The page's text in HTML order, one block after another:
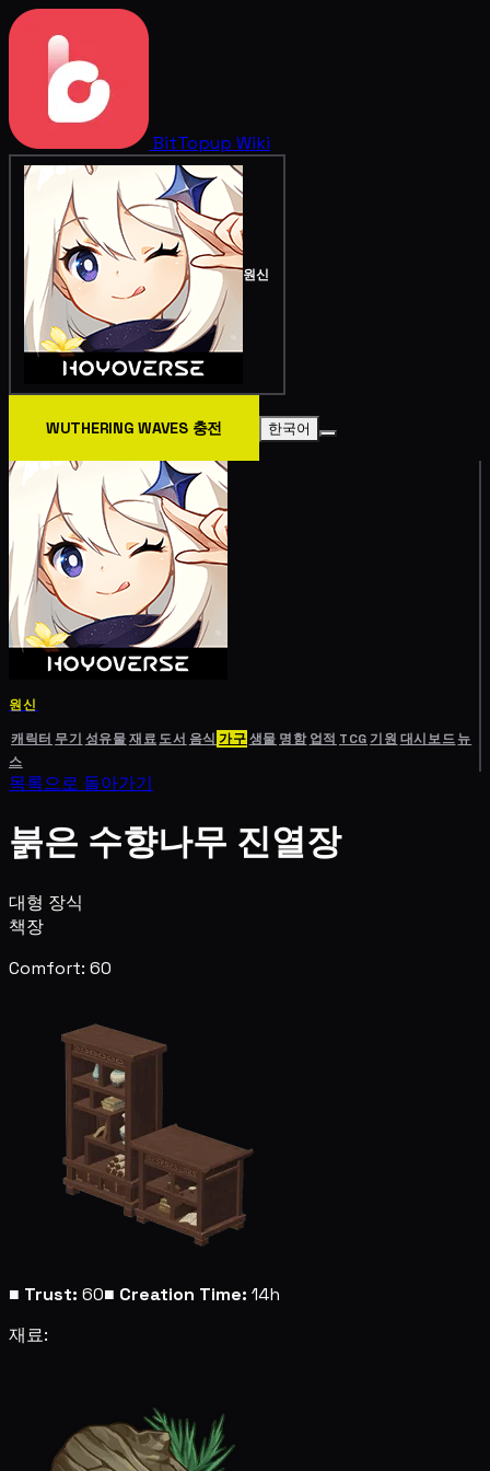
BitTopup Wiki
원신
WUTHERING WAVES 충전 한국어
원신
캐릭터 무기 성유물재료도서 음식 가구생물 명함 업적 TCG기원 대시보드뉴
스
목록으로 돌아가기
붉은 수향나무 진열장
대형 장식
책장
Comfort: 60
■ Trust: 60■ Creation Time: 14h
재료: